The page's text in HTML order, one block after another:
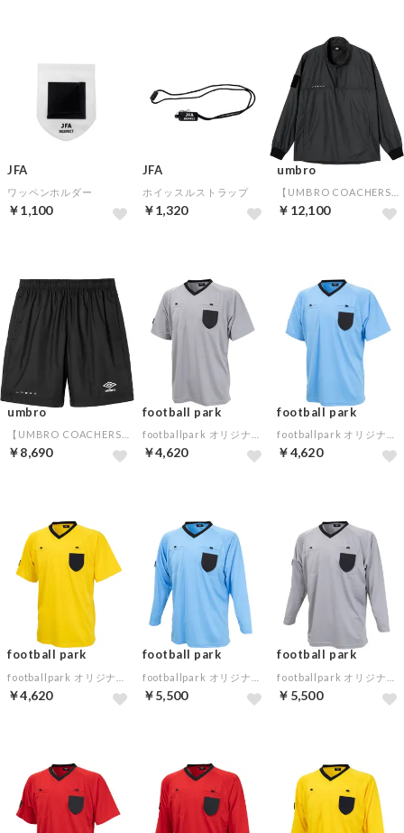
JFA
ワッペンホルダー
￥1,100
JFA
ホイッスルストラップ
￥1,320
umbro
￥12,100
umbro
￥8,690
football park
￥4,620
football park
￥4,620
football park
￥4,620
football park
￥5,500
football park
￥5,500